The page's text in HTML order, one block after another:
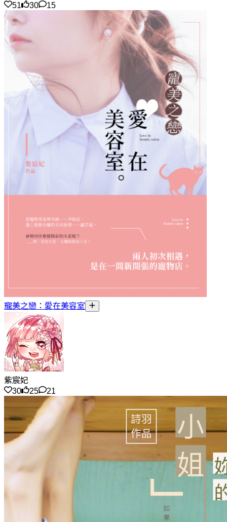
51 30 15
寵美之戀：愛在美容室
紫宸妃
30
25 21